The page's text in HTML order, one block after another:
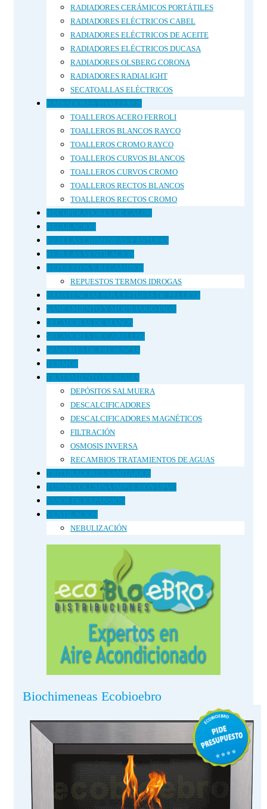
RADIADORES CERÁMICOS PORTÁTILES
RADIADORES ELÉCTRICOS CABEL
RADIADORES ELÉCTRICOS DE ACEITE
RADIADORES ELÉCTRICOS DUCASA
RADIADORES OLSBERG CORONA
RADIADORES RADIALIGHT
SECATOALLAS ELÉCTRICOS
RADIADORES TOALLEROS
TOALLEROS ACERO FERROLI
TOALLEROS BLANCOS RAYCO
TOALLEROS CROMO RAYCO
TOALLEROS CURVOS BLANCOS
TOALLEROS CURVOS CROMO
TOALLEROS RECTOS BLANCOS
TOALLEROS RECTOS CROMO
RECUPERADORES DE CALOR
REGULACIÓN
REJILLAS CHIMENEAS Y ESTUFAS
REJILLAS VENTILACIÓN
REPUESTOS Y RECAMBIOS
REPUESTOS TERMOS IDROGAS
RESISTENCIAS PARA ESTUFAS DE PELLETS
SANEAMIENTO Y MOBILIARIO INOX
SECADORAS DE MANOS
SECADORES DE CABELLOS
SENSORES DE PRESENCIA
TERMOS
TRATAMIENTO DE AGUAS
DEPÓSITOS SALMUERA
DESCALCIFICADORES
DESCALCIFICADORES MAGNÉTICOS
FILTRACIÓN
OSMOSIS INVERSA
RECAMBIOS TRATAMIENTOS DE AGUAS
TRITURADORES SANITARIOS
TUBOS COLUMNA IMPULSIÓN UPVC
VASOS DE EXPANSIÓN
VENTILACION
NEBULIZACIÓN
Biochimeneas Ecobioebro